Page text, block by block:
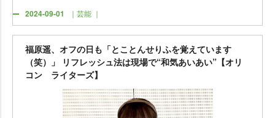
2024-09-01 ｜芸能 ｜
福原遥、オフの日も「とことんせりふを覚えています
（笑）」 リフレッシュ法は現場で“和気あいあい”【オリ
コン ライターズ】